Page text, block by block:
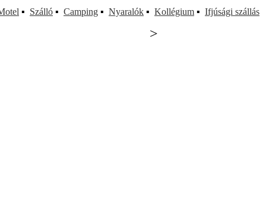
>
▪ Szálló ▪ Camping ▪ Nyaralók ▪ Kollégium ▪ Ifjúsági szállás